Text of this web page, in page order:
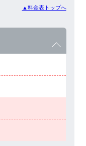
▲料金表トップへ